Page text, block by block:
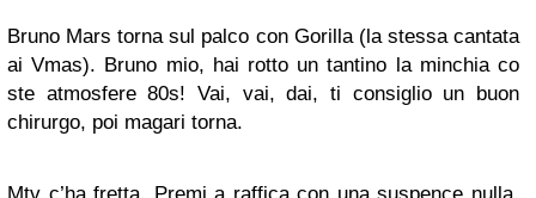
Bruno Mars torna sul palco con Gorilla (la stessa cantata
ai Vmas). Bruno mio, hai rotto un tantino la minchia co
ste atmosfere 80s! Vai, vai, dai, ti consiglio un buon
chirurgo, poi magari torna.